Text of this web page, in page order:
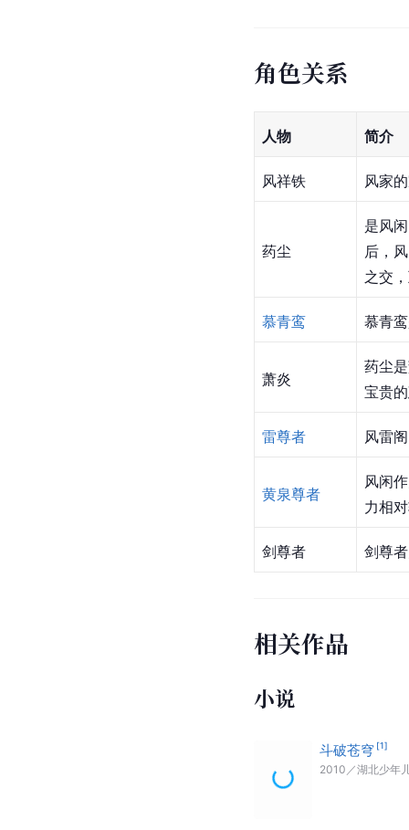
角色关系
人物 简介
风祥铁 风家
药尘
是风
后，
之交
慕青鸾 慕青
萧炎
药尘
宝贵
雷尊者 风雷
黄泉尊者
风闲
力相
剑尊者 剑尊
相关作品
小说
斗破苍穹 [1]
2010 ／湖北少年